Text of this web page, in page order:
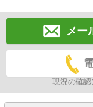
メー
現況の確認